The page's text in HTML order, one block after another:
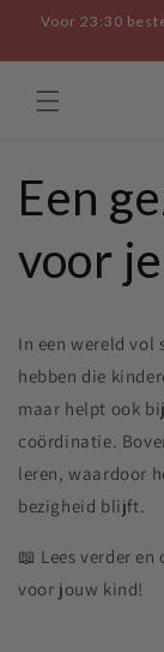
Skip to
Voor 23:30
Een
voor
In een wereld vol
hebben die
maar helpt ook
coördinatie.
leren, waardoor
bezigheid blijft.
📖 Lees verder
voor jouw kind!